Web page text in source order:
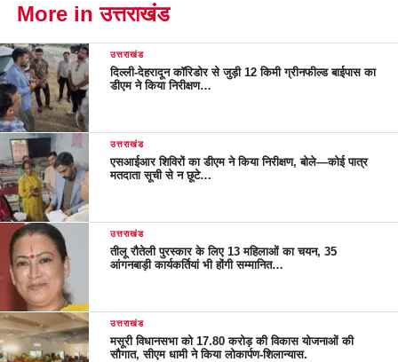
More in उत्तराखंड
उत्तराखंड
दिल्ली-देहरादून कॉरिडोर से जुड़ी 12 किमी ग्रीनफील्ड बाईपास का
डीएम ने किया निरीक्षण…
उत्तराखंड
एसआईआर शिविरों का डीएम ने किया निरीक्षण, बोले—कोई पात्र
मतदाता सूची से न छूटे…
उत्तराखंड
तीलू रौतेली पुरस्कार के लिए 13 महिलाओं का चयन, 35
आंगनबाड़ी कार्यकर्तियां भी होंगी सम्मानित…
उत्तराखंड
मसूरी विधानसभा को 17.80 करोड़ की विकास योजनाओं की
सौगात, सीएम धामी ने किया लोकार्पण-शिलान्यास.